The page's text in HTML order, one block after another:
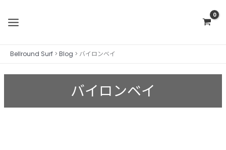
ッ
Bellround Surf > Blog > バイロンベイ
バイロンベイ